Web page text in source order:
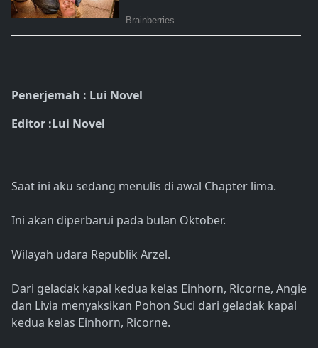
Penerjemah : Lui Novel
Editor :Lui Novel
Saat ini aku sedang menulis di awal Chapter lima.
Ini akan diperbarui pada bulan Oktober.
Wilayah udara Republik Arzel.
Dari geladak kapal kedua kelas Einhorn, Ricorne, Angie
dan Livia menyaksikan Pohon Suci dari geladak kapal
kedua kelas Einhorn, Ricorne.